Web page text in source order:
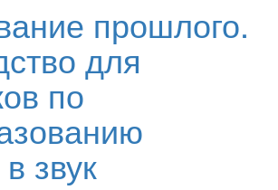
прошлого.
для
по
звук